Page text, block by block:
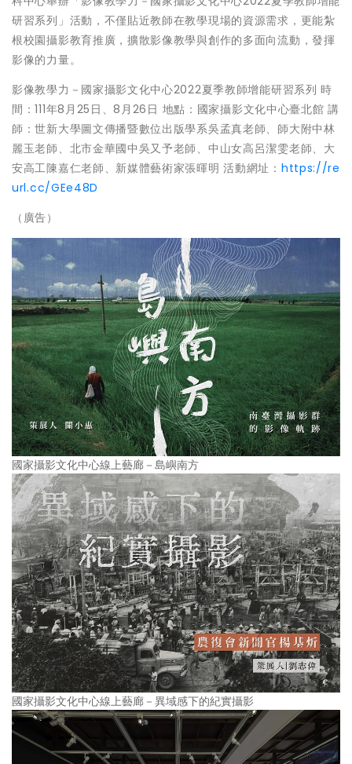
研習系列」活動，不僅貼近教師在教學現場的資源需求，更能紮
根校園攝影教育推廣，擴散影像教學與創作的多面向流動，發揮
影像的力量。
影像教學力－國家攝影文化中心2022夏季教師增能研習系列 時
間：111年8月25日、8月26日 地點：國家攝影文化中心臺北館 講
師：世新大學圖文傳播暨數位出版學系吳孟真老師、師大附中林
麗玉老師、北市金華國中吳又予老師、中山女高呂潔雯老師、大
安高工陳嘉仁老師、新媒體藝術家張暉明 活動網址： https://re
url.cc/GEe48D
（廣告）
國家攝影文化中心線上藝廊－島嶼南方
國家攝影文化中心線上藝廊－異域感下的紀實攝影